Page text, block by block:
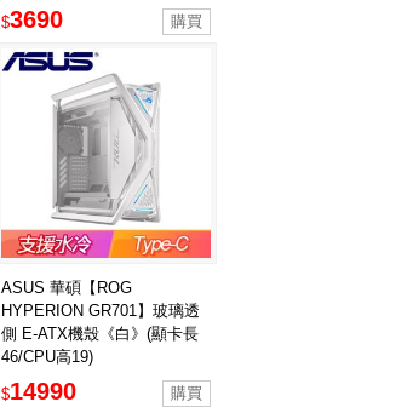
$3690
ASUS 華碩【ROG
HYPERION GR701】玻璃透
側 E-ATX機殼《白》(顯卡長
46/CPU高19)
$14990